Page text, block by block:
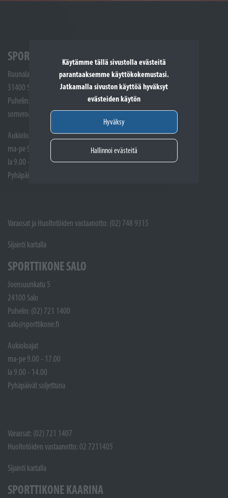
Käytämme tällä sivustolla evästeitä
parantaaksemme käyttökokemustasi.
Jatkamalla sivuston käyttöä hyväksyt
evästeiden käytön
Hyväksy
Hallinnoi evästeitä
SPORTTIKONE SOMERO
Ruunalantie 5
31400 Somero
Puhelin: (02) 748 9300
somero@sporttikone.fi
Aukioloajat
ma-pe 9.00 - 17.00
la 9.00 - 14.00
Pyhäpäivät suljettuna
Varaosat ja Huoltotöiden vastaanotto: (02) 748 9315
Sijainti kartalla
SPORTTIKONE SALO
Joensuunkatu 5
24100 Salo
Puhelin: (02) 721 1400
salo@sporttikone.fi
Aukioloajat
ma-pe 9.00 - 17.00
la 9.00 - 14.00
Pyhäpäivät suljettuna
Varaosat: (02) 721 1407
Huoltotöiden vastaanotto: 02 7211405
Sijainti kartalla
SPORTTIKONE KAARINA